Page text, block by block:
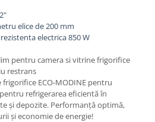
elice de 200 mm
electrica 850 W
pentru camera si vitrine frigorifice
restrans
ECO-MODINE pentru
refrigerarea eficientă în
și depozite. Performanță optimă,
și economie de energie!